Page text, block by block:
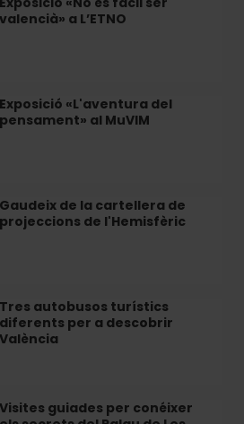
valencià» a L’ETNO
Exposició «L'aventura del
pensament» al MuVIM
Gaudeix de la cartellera de
projeccions de l'Hemisfèric
Tres autobusos turístics
diferents per a descobrir
València
Visites guiades per conéixer